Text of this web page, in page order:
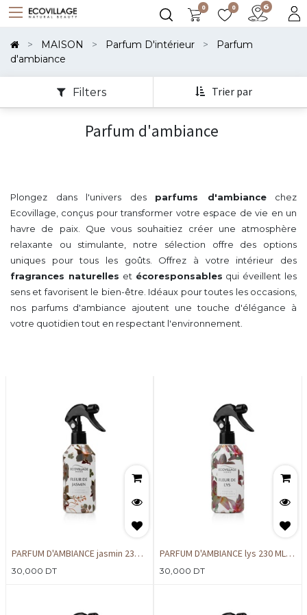
0 0
MAISON Parfum D'intérieur
Parfum
d'ambiance
Filters Trier par
Montrer
Catégories
Parfum d'ambiance
Plongez dans l'univers des parfums d'ambiancechez
Ecovillage, conçus pour transformer votre espace de vie en un
havre de paix. Que vous souhaitiez créer une atmosphère
relaxante ou stimulante, notre sélection offre des options
uniques pour tous les goûts. Offrez à votre intérieur des
fragrances naturelles et écoresponsables qui éveillent les
sens et favorisent le bien-être. Idéaux pour toutes les occasions,
nos parfums d'ambiance ajoutent une touche d'élégance à
votre quotidien tout en respectant l'environnement.
PARFUM D'AMBIANCE jasmin 230
ML NV
30,000 DT
PARFUM D'AMBIANCE lys 230 ML
NV
30,000 DT